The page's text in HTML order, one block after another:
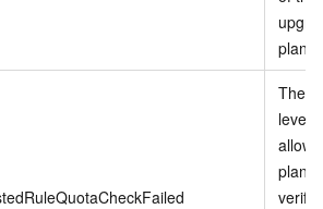
plan.
The
level
plan